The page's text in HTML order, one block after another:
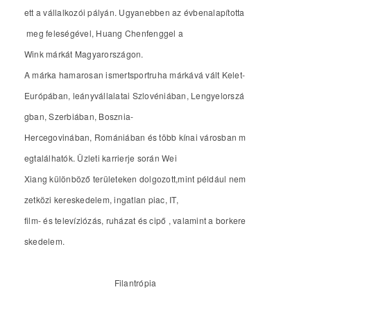
ett a vállalkozói pályán. Ugyanebben az évbenalapította
meg feleségével, Huang Chenfenggel a
Wink márkát Magyarországon.
A márka hamarosan ismertsportruha márkává vált Kelet-
Európában, leányvállalatai Szlovéniában, Lengyelorszá
gban, Szerbiában, Bosznia-
Hercegovinában, Romániában és több kínai városban m
egtalálhatók. Üzleti karrierje során Wei
Xiang különböző területeken dolgozott,mint például nem
zetközi kereskedelem, ingatlan piac, IT,
film- és televíziózás, ruházat és cipő , valamint a borkere
skedelem.
Filantrópia